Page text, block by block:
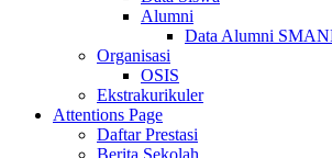
Alumni
Data Alumni
Organisasi
OSIS
Ekstrakurikuler
Attentions Page
Daftar Prestasi
Berita Sekolah